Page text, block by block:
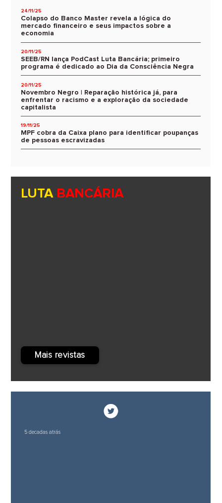
24/11/25
Colapso do Banco Master revela a lógica do
mercado financeiro e seus impactos sobre a
economia
20/11/25
SEEB/RN lança PodCast Luta Bancária; primeiro
programa é dedicado ao Dia da Consciência Negra
20/11/25
Novembro Negro | Reparação histórica já, para
enfrentar o racismo e a exploração da sociedade
capitalista
19/11/25
MPF cobra da Caixa plano para identificar poupanças
de pessoas escravizadas
LUTA BANCÁRIA
Mais revistas
5 decadas atrás